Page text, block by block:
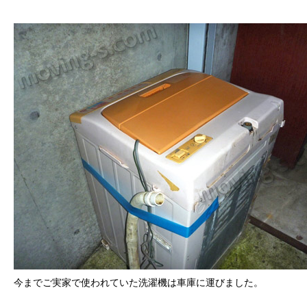
今までご実家で使われていた洗濯機は車庫に運びました。